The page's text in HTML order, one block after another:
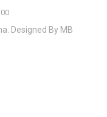
Designed By MB